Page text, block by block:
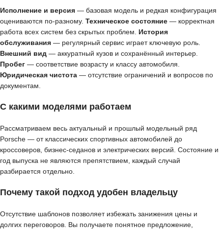
Исполнение и версия — базовая модель и редкая конфигурация
оцениваются по-разному. Техническое состояние — корректная
работа всех систем без скрытых проблем. История
обслуживания — регулярный сервис играет ключевую роль.
Внешний вид — аккуратный кузов и сохранённый интерьер.
Пробег — соответствие возрасту и классу автомобиля.
Юридическая чистота — отсутствие ограничений и вопросов по
документам.
С какими моделями работаем
Рассматриваем весь актуальный и прошлый модельный ряд
Porsche — от классических спортивных автомобилей до
кроссоверов, бизнес-седанов и электрических версий. Состояние и
год выпуска не являются препятствием, каждый случай
разбирается отдельно.
Почему такой подход удобен владельцу
Отсутствие шаблонов позволяет избежать занижения цены и
долгих переговоров. Вы получаете понятное предложение,